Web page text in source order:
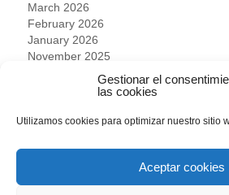
Gestionar el
las cookies
Utilizamos cookies para optimizar nuestro sitio
Aceptar cookies
March 2026
February 2026
January 2026
November 2025
September 2025
July 2025
March 2025